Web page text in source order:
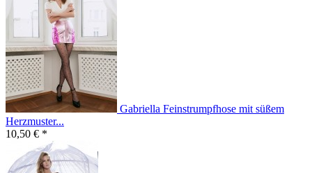
Gabriella Feinstrumpfhose mit süßem
Herzmuster...
10,50 € *